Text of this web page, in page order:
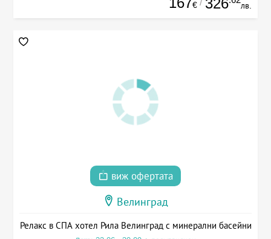
€ / 326 лв.
виж офертата
Велинград
Релакс в СПА хотел Рила Велинград с минерални басейни